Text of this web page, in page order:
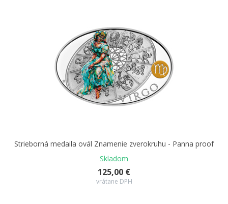
Strieborná medaila ovál Znamenie zverokruhu - Panna proof
Skladom
125,00 €
vrátane DPH